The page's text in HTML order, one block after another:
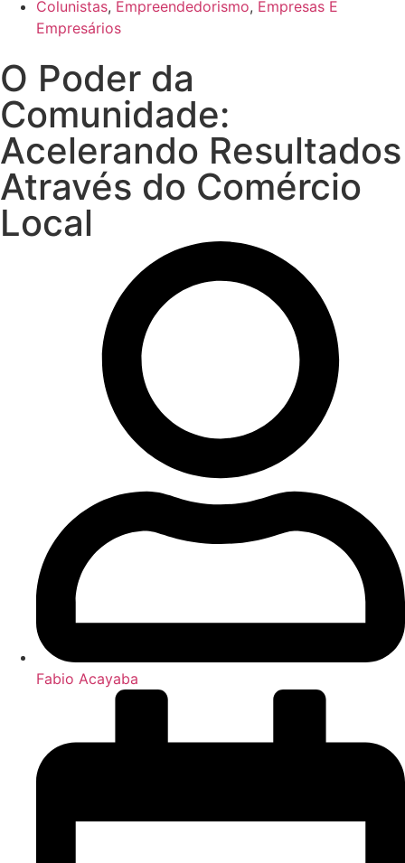
Colunistas, Empreendedorismo, Empresas E
Empresários
O Poder da
Comunidade:
Acelerando Resultados
Através do Comércio
Local
Fabio Acayaba